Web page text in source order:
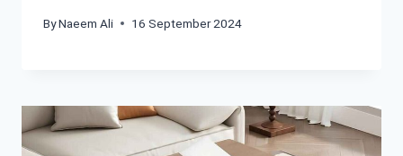
ByNaeem Ali 16 September 2024